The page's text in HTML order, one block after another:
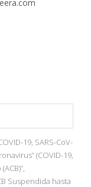
19, SARS-CoV-
(COVID-19,
Suspendida hasta